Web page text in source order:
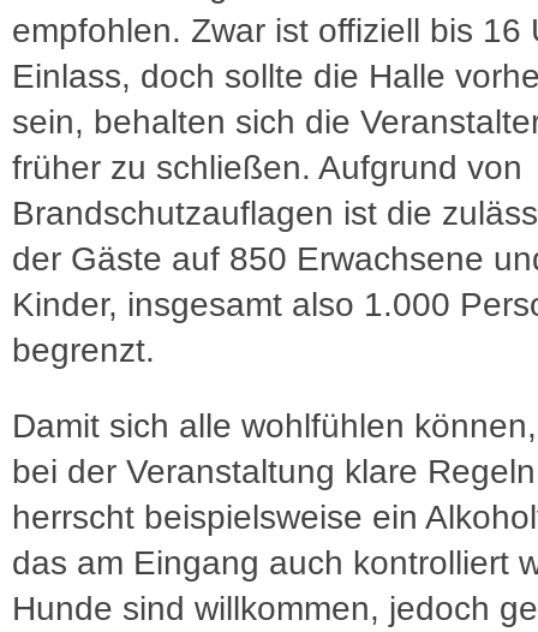
empfohlen. Zwar ist offiziell bis 16
Einlass, doch sollte die Halle
sein, behalten sich die
früher zu schließen. Aufgrund von
Brandschutzauflagen ist die
der Gäste auf 850 Erwachsene
Kinder, insgesamt also 1.000
begrenzt.
Damit sich alle wohlfühlen
bei der Veranstaltung klare
herrscht beispielsweise ein
das am Eingang auch kontrolliert
Hunde sind willkommen, jedoch